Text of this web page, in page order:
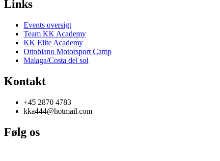
Links
Events oversigt
Team KK Academy
KK Elite Academy
Ottobiano Motorsport Camp
Malaga/Costa del sol
Kontakt
+45 2870 4783
kka444@hotmail.com
Følg os